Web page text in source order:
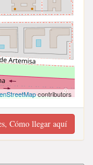
contributors
Cómo llegar aquí